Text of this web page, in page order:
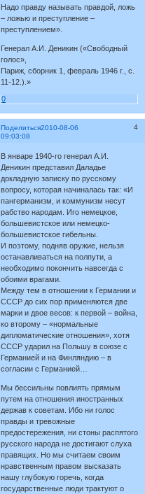
Надо правду называть правдой, ложь
– ложью и преступление –
преступлением».
Генерал А.И. Деникин («Свободный
голос»,
Париж, сборник 1, февраль 1946 г., с.
11-12.).»
0
Поделиться 4
2010-08-06
09:03:08
В январе 1940-го генерал А.И.
Деникин представил Даладье
докладную записку по русскому
вопросу, которая начиналась так: «И
пангерманизм, и коммунизм несут
рабство народам. Иго немецкое,
большевистское или немецко-
большевистское гибельны.
И поэтому, подняв оружие, нельзя
останавливаться на полпути, а
необходимо покончить навсегда с
обоими врагами.
Между тем в отношении к Германии и
СССР до сих пор применяются две
марки и двое весов: к первой – война,
ко второму – «нормальные
дипломатические отношения», хотя
СССР ударил на Польшу в союзе с
Германией и на Финляндию – в
согласии с Германией…
Мы бессильны повлиять прямым
путем на отношения иностранных
держав к советам. Ибо ни голос
правды и тревожные
предостережения, ни стоны распятого
русского народа не достигают слуха
правящих. Но мы считаем своим
нравственным правом высказать
нашу глубокую горечь, когда
государственные люди трактуют о